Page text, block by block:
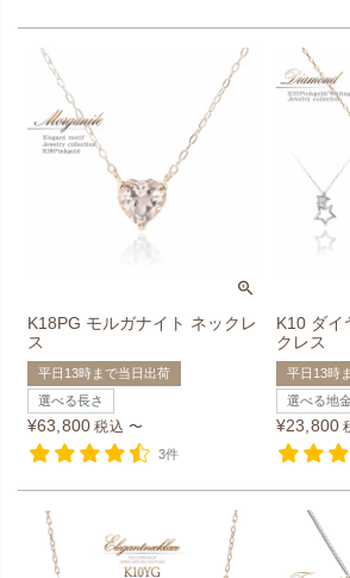
K18PG モルガナイト ネックレ
ス
平日13時まで当日出荷
選べる長さ
¥63,800 税込 〜
3件
K10 ダイ
クレス
平日13時
選べる地
¥23,800